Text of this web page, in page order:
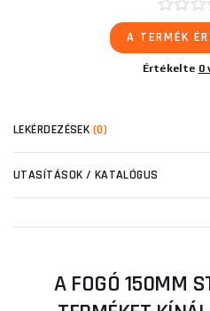
A TERMÉK
Értékelte 0
LEKÉRDEZÉSEK (0)
UTASÍTÁSOK / KATALÓGUS
A FOGÓ 150MM